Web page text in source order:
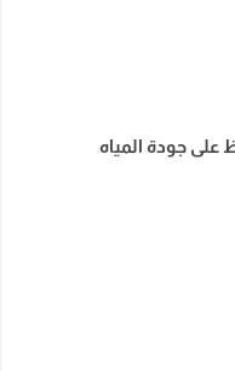
الحفاظ على جودة المياه